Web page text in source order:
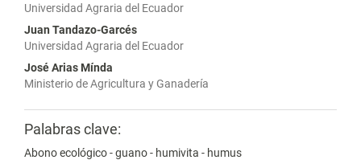
Universidad Agraria del Ecuador
Juan Tandazo-Garcés
Universidad Agraria del Ecuador
José Arias Mínda
Ministerio de Agricultura y Ganadería
Palabras clave:
Abono ecológico - guano - humivita - humus